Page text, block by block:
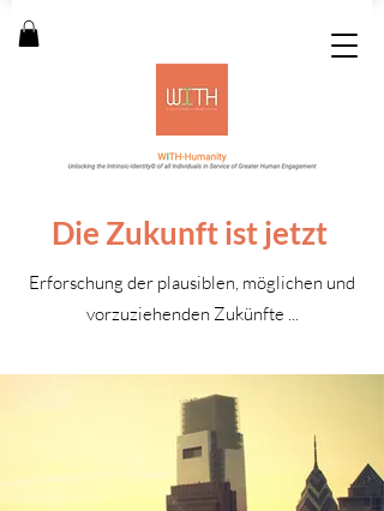
Die Zukunft ist jetzt
Erforschung der plausiblen, möglichen und
vorzuziehenden Zukünfte ...